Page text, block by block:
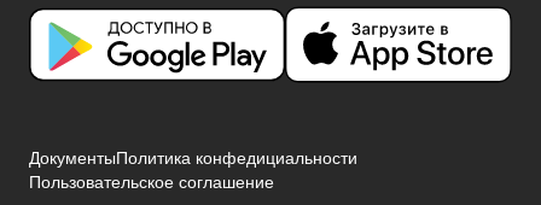
ДокументыПолитика конфедициальности
Пользовательское соглашение